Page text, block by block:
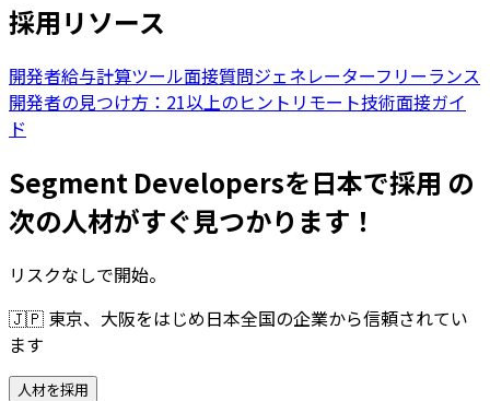
採用リソース
開発者給与計算ツール面接質問ジェネレーターフリーランス
開発者の見つけ方：21以上のヒント リモート技術面接ガイ
ド
Segment Developersを日本で採用 の
次の人材がすぐ見つかります！
リスクなしで開始。
🇯🇵 東京、大阪をはじめ日本全国の企業から信頼されてい
ます
人材を採用